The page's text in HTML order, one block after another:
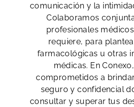
comunicación y la
Colaboramos
profesionales
requiere, para
farmacológicas u otras
médicas. En
comprometidos a
seguro y confidencial
consultar y superar tus